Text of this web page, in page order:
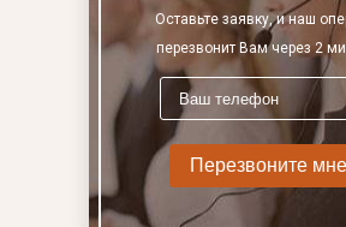
Оставьте заявку, и наш
перезвонит Вам через 2
Перезвоните мне